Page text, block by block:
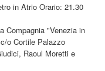
in Atrio Orario: 21.30
Compagnia "Venezia in
o Cortile Palazzo
Raoul Moretti e